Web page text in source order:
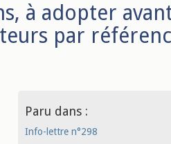
à adopter
par
Paru dans :
Info-lettre n°298